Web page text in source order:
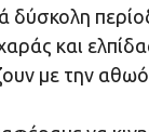
δύσκολη
και
με την